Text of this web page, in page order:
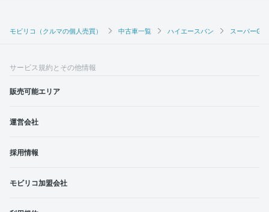
モビリコ（クルマの個人売買） 中古車一覧 ハイエースバン スーパーGL
サービス規約とその他情報
販売可能エリア
運営会社
採用情報
モビリコ加盟会社